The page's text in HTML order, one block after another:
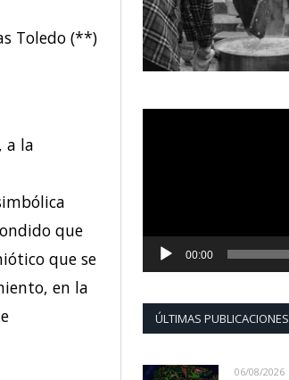
Toledo (**)
a la
que
que se
en la
00:00
ÚLTIMAS PUBLICACIONES
06/08/2026